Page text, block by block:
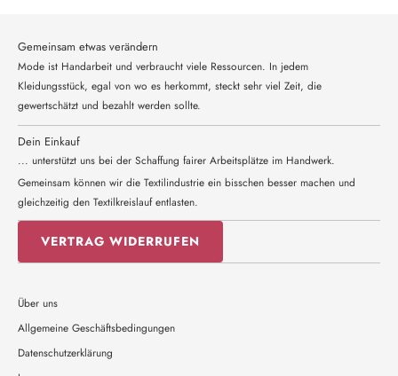
Gemeinsam etwas verändern
Mode ist Handarbeit und verbraucht viele Ressourcen. In jedem
Kleidungsstück, egal von wo es herkommt, steckt sehr viel Zeit, die
gewertschätzt und bezahlt werden sollte.
Dein Einkauf
... unterstützt uns bei der Schaffung fairer Arbeitsplätze im Handwerk.
Gemeinsam können wir die Textilindustrie ein bisschen besser machen und
gleichzeitig den Textilkreislauf entlasten.
VERTRAG WIDERRUFEN
Über uns
Allgemeine Geschäftsbedingungen
Datenschutzerklärung